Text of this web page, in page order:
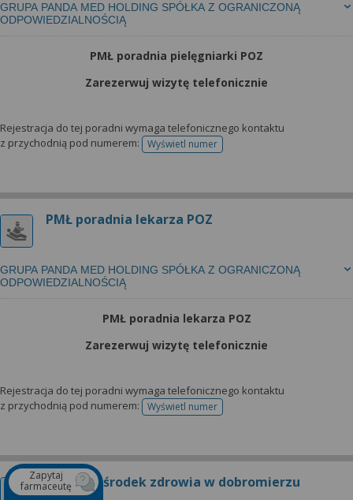
GRUPA PANDA MED HOLDING SPÓŁKA Z OGRANICZONĄ
ODPOWIEDZIALNOŚCIĄ
PMŁ poradnia pielęgniarki POZ
Zarezerwuj wizytę telefonicznie
Rejestracja do tej poradni wymaga telefonicznego kontaktu
z przychodnią pod numerem:
Wyświetl numertelefonu do rejestracji
PMŁ poradnia lekarza POZ
GRUPA PANDA MED HOLDING SPÓŁKA Z OGRANICZONĄ
ODPOWIEDZIALNOŚCIĄ
PMŁ poradnia lekarza POZ
Zarezerwuj wizytę telefonicznie
Rejestracja do tej poradni wymaga telefonicznego kontaktu
z przychodnią pod numerem:
Wyświetl numertelefonu do rejestracji
Wiejski ośrodek zdrowia w dobromierzu
Zapytaj
farmaceutę